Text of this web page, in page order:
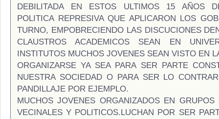
DEBILITADA EN ESTOS ULTIMOS 15 AÑOS
POLITICA REPRESIVA QUE APLICARON LOS
TURNO, EMPOBRECIENDO LAS DISCUCIONES
CLAUSTROS ACADEMICOS SEAN EN
INSTITUTOS MUCHOS JOVENES SEAN VISTO EN
ORGANIZARSE YA SEA PARA SER PARTE
NUESTRA SOCIEDAD O PARA SER LO
PANDILLAJE POR EJEMPLO.
MUCHOS JOVENES ORGANIZADOS EN GRUPOS
VECINALES Y POLITICOS.LUCHAN POR SER